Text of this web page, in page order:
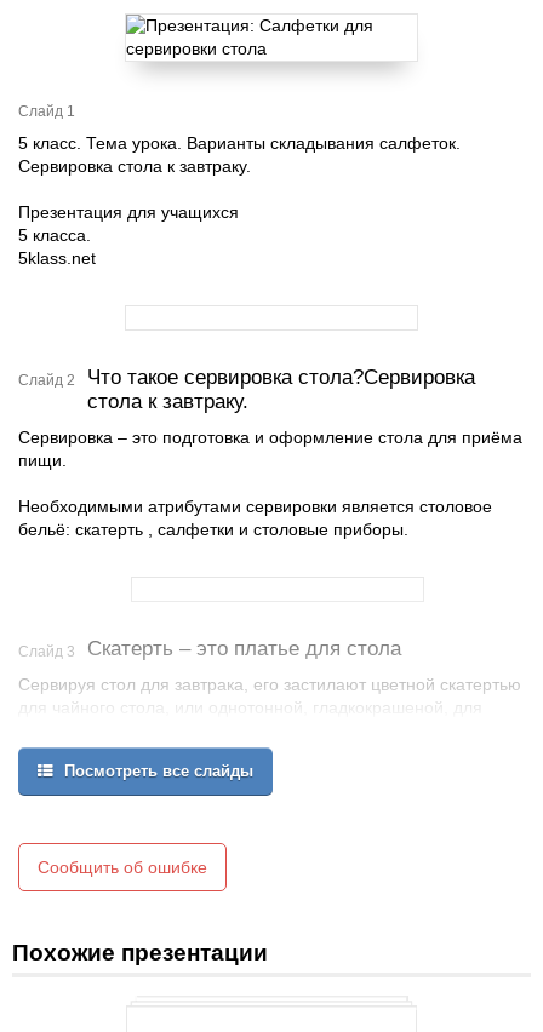
Слайд 1
5 класс. Тема урока. Варианты складывания салфеток.
Сервировка стола к завтраку.
Презентация для учащихся
5 класса.
5klass.net
Слайд 2
Что такое сервировка стола?Сервировка
стола к завтраку.
Сервировка – это подготовка и оформление стола для приёма
пищи.
Необходимыми атрибутами сервировки является столовое
бельё: скатерть , салфетки и столовые приборы.
Слайд 3 Скатерть – это платье для стола
Сервируя стол для завтрака, его застилают цветной скатертью
для чайного стола, или однотонной, гладкокрашеной, для
хлопчатобумажные или льняные салфетки. В некоторых
случаях - бумажные.
На столе не должно быть лишних приборов.
Посмотреть все слайды
Сообщить об ошибке
Похожие презентации